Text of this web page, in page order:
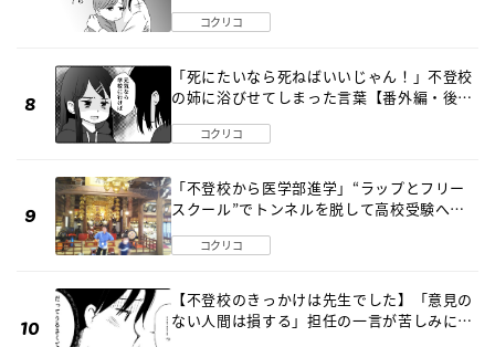
コクリコ
「死にたいなら死ねばいいじゃん！」不登校
の姉に浴びせてしまった言葉【番外編・後
コクリコ
「不登校から医学部進学」“ラップとフリー
スクール”でトンネルを脱して高校受験へ
コクリコ
【不登校のきっかけは先生でした】「意見の
ない人間は損する」担任の一言が苦しみに…